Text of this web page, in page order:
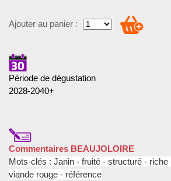
Ajouter au panier :
Période de dégustation
2028-2040+
Commentaires BEAUJOLOIRE
Mots-clés : Janin - fruité - structuré - riche
viande rouge - référence